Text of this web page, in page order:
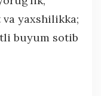
yaxshilikka;
buyum sotib